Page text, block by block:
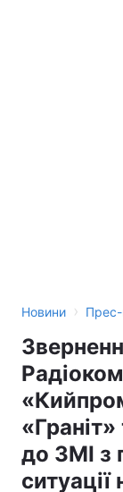
Новини ›
до ЗМІ з